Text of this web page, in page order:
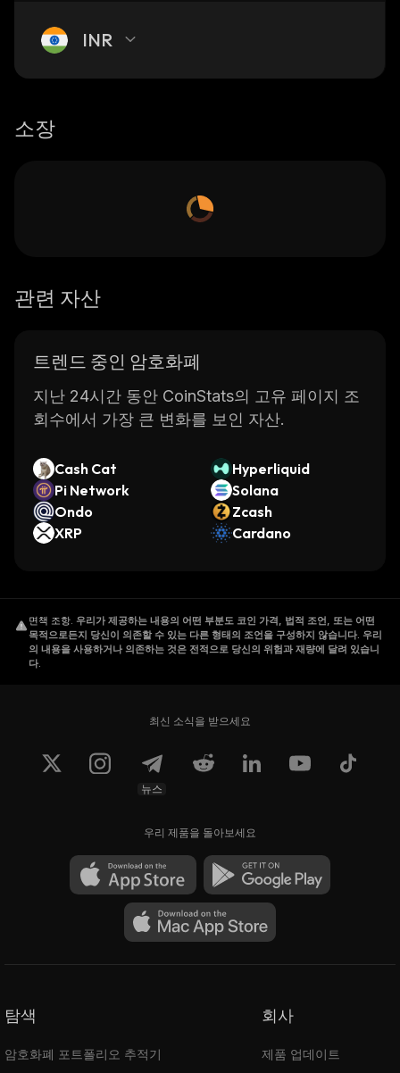
INR
소장
관련 자산
트렌드 중인 암호화폐
지난 24시간 동안 CoinStats의 고유 페이지 조
회수에서 가장 큰 변화를 보인 자산.
Cash Cat
Hyperliquid
Pi Network
Solana
Ondo
Zcash
XRP
Cardano
면책 조항. 우리가 제공하는 내용의 어떤 부분도 코인 가격, 법적 조언, 또는 어떤
목적으로든지 당신이 의존할 수 있는 다른 형태의 조언을 구성하지 않습니다. 우리
의 내용을 사용하거나 의존하는 것은 전적으로 당신의 위험과 재량에 달려 있습니
다.
최신 소식을 받으세요
뉴스
우리 제품을 돌아보세요
탐색
암호화폐 포트폴리오 추적기
회사
제품 업데이트